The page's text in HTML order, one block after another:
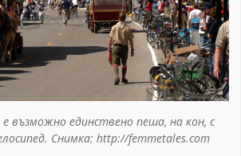
възможно единствено пеша, на кон, с
Снимка: http://femmetales.com